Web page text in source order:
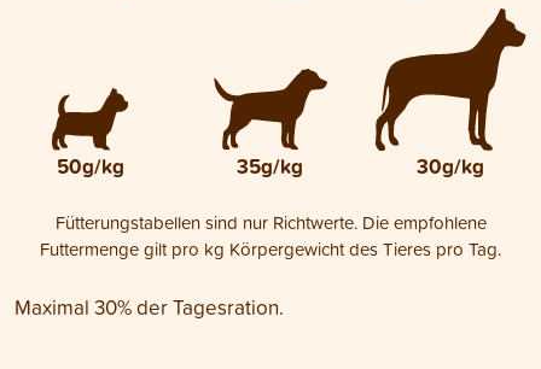
50g/kg 35g/kg 30g/kg
Fütterungstabellen sind nur Richtwerte. Die empfohlene
Futtermenge gilt pro kg Körpergewicht des Tieres pro Tag.
Maximal 30% der Tagesration.